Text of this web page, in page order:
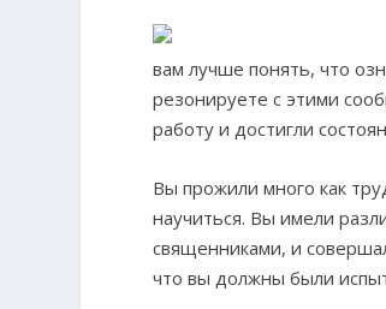
вам лучше понять, что
резонируете с этими
работу и достигли
Вы прожили много как
научиться. Вы имели
священниками, и
что вы должны были